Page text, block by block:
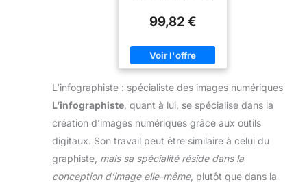
99,82 €
L’infographiste : spécialiste des images numériques
L’infographiste , quant à lui, se spécialise dans la
création d’images numériques grâce aux outils
digitaux. Son travail peut être similaire à celui du
graphiste, mais sa spécialité réside dans la
conception d’image elle-même, plutôt que dans la